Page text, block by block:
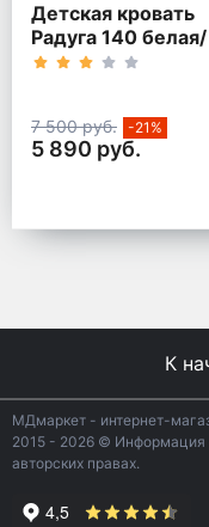
Детская кровать
Радуга 140 белая/
кант розовый
7 500 руб. -21%
5 890 руб.
К
МДмаркет - интернет-
2015 - 2026 © Информация
авторских правах.